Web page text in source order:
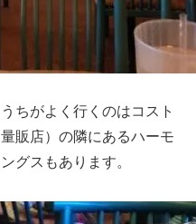
ちがよく行くのはコスト
販店）の隣にあるハーモ
グスもあります。